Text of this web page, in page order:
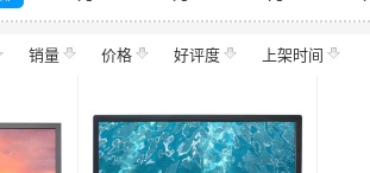
/RICOH
大华/dahua 奔图/PANTUM
金典/
/Comix
科密/comet 希沃/seewo
中福/
碎乐/Ceiro 柯达/Kodak
日立/
宇/JOYUSING
皓丽/Horion 北峰/BFDX
销量 价格 好评度 上架时间